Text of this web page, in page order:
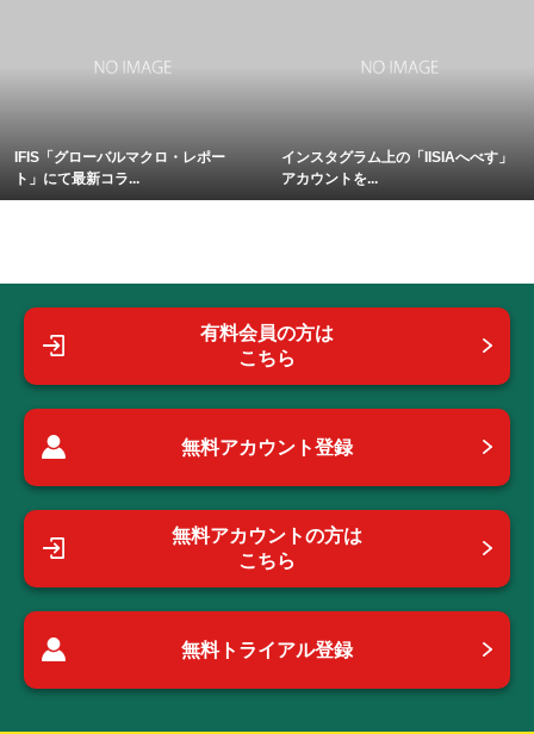
IFIS「グローバルマクロ・レポー
ト」にて最新コラ...
インスタグラム上の「IISIAへべす」
アカウントを...
有料会員の方は
こちら
無料アカウント登録
無料アカウントの方は
こちら
無料トライアル登録